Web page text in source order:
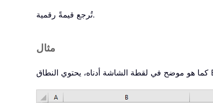
تُرجع قيمةً رقمية.
مثال